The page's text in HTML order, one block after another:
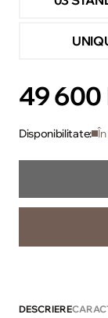
49 600
Disponibilitate:
DESCRIERE